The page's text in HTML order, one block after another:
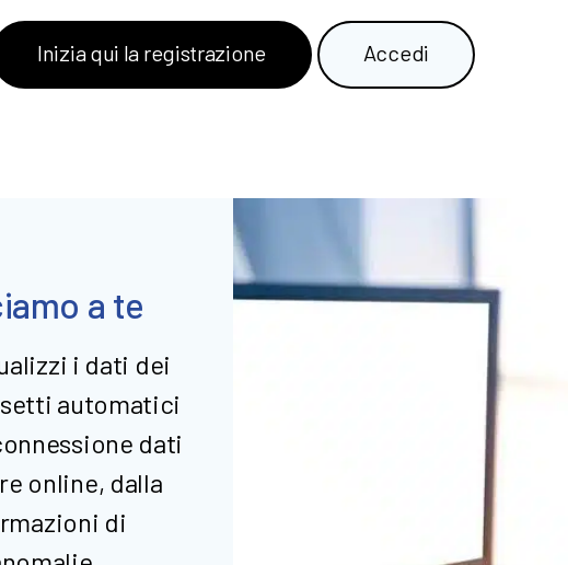
Inizia qui la registrazione Accedi
a te
i dati dei
automatici
dati
online, dalla
di